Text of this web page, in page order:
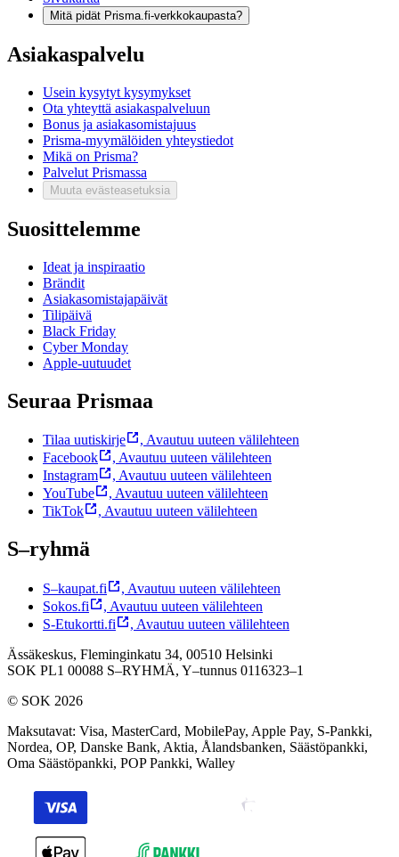
Mitä pidät Prisma.fi-verkkokaupasta?
Asiakaspalvelu
Usein kysytyt kysymykset
Ota yhteyttä asiakaspalveluun
Bonus ja asiakasomistajuus
Prisma-myymälöiden yhteystiedot
Mikä on Prisma?
Palvelut Prismassa
Muuta evästeasetuksia
Suosittelemme
Ideat ja inspiraatio
Brändit
Asiakasomistajapäivät
Tilipäivä
Black Friday
Cyber Monday
Apple-uutuudet
Seuraa Prismaa
Tilaa uutiskirje , Avautuu uuteen välilehteen
Facebook
, Avautuu uuteen välilehteen
Instagram
, Avautuu uuteen välilehteen
YouTube
, Avautuu uuteen välilehteen
TikTok
, Avautuu uuteen välilehteen
S–ryhmä
S–kaupat.fi , Avautuu uuteen välilehteen
Sokos.fi
, Avautuu uuteen välilehteen
S-Etukortti.fi
, Avautuu uuteen välilehteen
Ässäkeskus, Fleminginkatu 34, 00510 Helsinki
SOK PL1 00088 S–RYHMÄ, Y–tunnus 0116323–1
© SOK 2026
Maksutavat: Visa, MasterCard, MobilePay, Apple Pay, S-Pankki,
Nordea, OP, Danske Bank, Aktia, Ålandsbanken, Säästöpankki,
Oma Säästöpankki, POP Pankki, Walley